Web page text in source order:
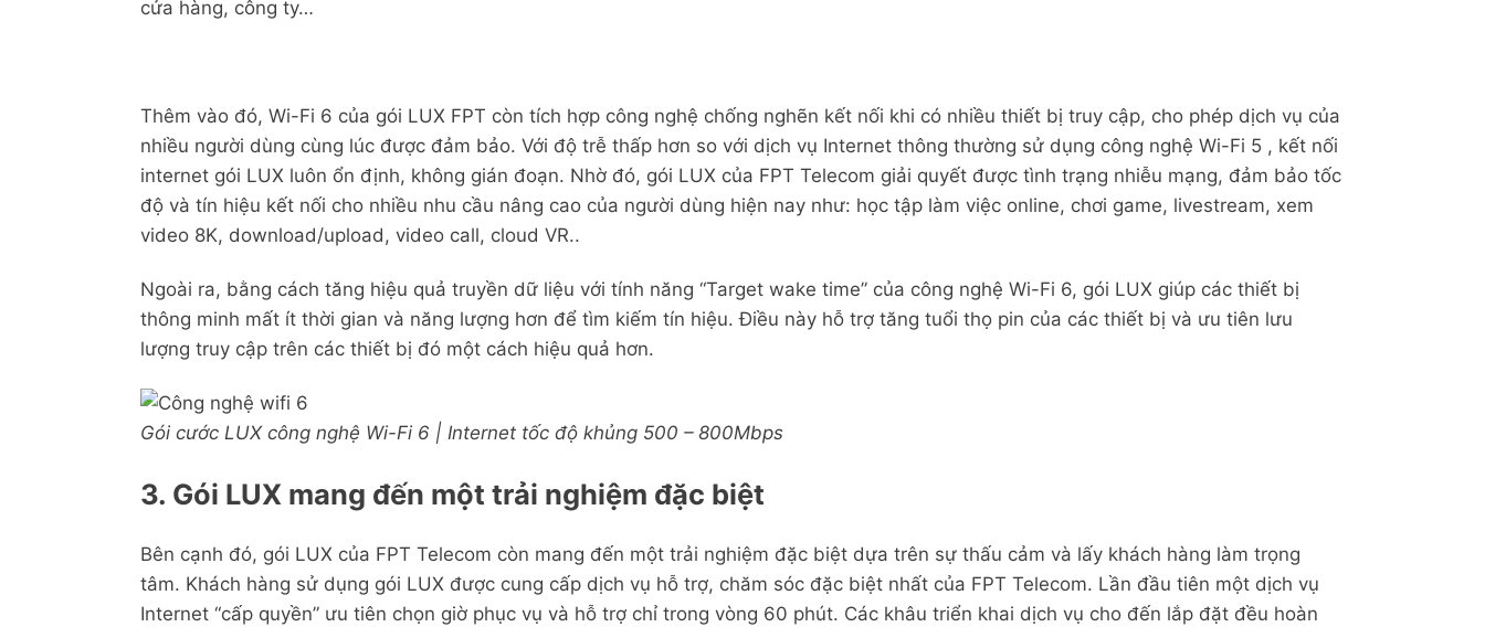
cửa hàng, công ty…
Thêm vào đó, Wi-Fi 6 của gói LUX FPT còn tích hợp công nghệ chống nghẽn kết nối khi có nhiều thiết bị truy cập, cho phép dịch vụ của
nhiều người dùng cùng lúc được đảm bảo. Với độ trễ thấp hơn so với dịch vụ Internet thông thường sử dụng công nghệ Wi-Fi 5 , kết nối
internet gói LUX luôn ổn định, không gián đoạn. Nhờ đó, gói LUX của FPT Telecom giải quyết được tình trạng nhiễu mạng, đảm bảo tốc
độ và tín hiệu kết nối cho nhiều nhu cầu nâng cao của người dùng hiện nay như: học tập làm việc online, chơi game, livestream, xem
video 8K, download/upload, video call, cloud VR..
Ngoài ra, bằng cách tăng hiệu quả truyền dữ liệu với tính năng “Target wake time” của công nghệ Wi-Fi 6, gói LUX giúp các thiết bị
thông minh mất ít thời gian và năng lượng hơn để tìm kiếm tín hiệu. Điều này hỗ trợ tăng tuổi thọ pin của các thiết bị và ưu tiên lưu
lượng truy cập trên các thiết bị đó một cách hiệu quả hơn.
Gói cước LUX công nghệ Wi-Fi 6 | Internet tốc độ khủng 500 – 800Mbps
3. Gói LUX mang đến một trải nghiệm đặc biệt
Bên cạnh đó, gói LUX của FPT Telecom còn mang đến một trải nghiệm đặc biệt dựa trên sự thấu cảm và lấy khách hàng làm trọng
tâm. Khách hàng sử dụng gói LUX được cung cấp dịch vụ hỗ trợ, chăm sóc đặc biệt nhất của FPT Telecom. Lần đầu tiên một dịch vụ
Internet “cấp quyền” ưu tiên chọn giờ phục vụ và hỗ trợ chỉ trong vòng 60 phút. Các khâu triển khai dịch vụ cho đến lắp đặt đều hoàn